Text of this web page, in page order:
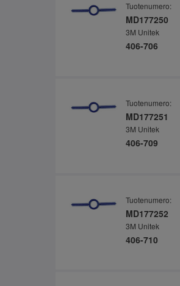
Tuotenumero:
MD177250
3M Unitek
406-706
Tuotenumero:
MD177251
3M Unitek
406-709
Tuotenumero:
MD177252
3M Unitek
406-710